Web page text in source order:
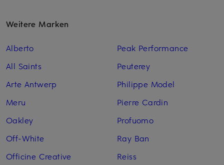
Weitere Marken
Alberto
All Saints
Arte Antwerp
Meru
Oakley
Off-White
Officine Creative
Peak Performance
Peuterey
Philippe Model
Pierre Cardin
Profuomo
Ray Ban
Reiss